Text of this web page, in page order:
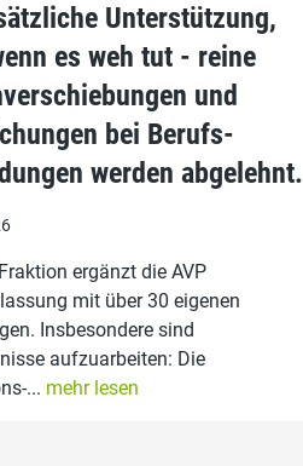
Unterstützung,
es weh tut - reine
und
bei Berufs-
werden abgelehnt.
ergänzt die AVP
mit über 30 eigenen
Insbesondere sind
aufzuarbeiten: Die
... mehr lesen